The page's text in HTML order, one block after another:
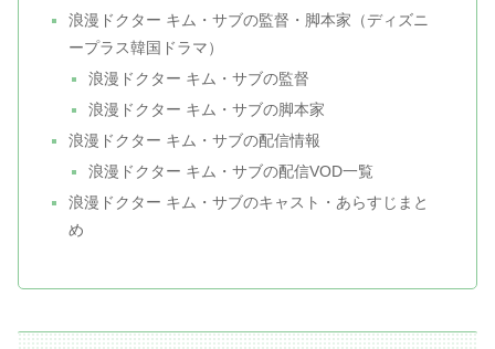
浪漫ドクター キム・サブの監督・脚本家（ディズニ
ープラス韓国ドラマ）
浪漫ドクター キム・サブの監督
浪漫ドクター キム・サブの脚本家
浪漫ドクター キム・サブの配信情報
浪漫ドクター キム・サブの配信VOD一覧
浪漫ドクター キム・サブのキャスト・あらすじまと
め